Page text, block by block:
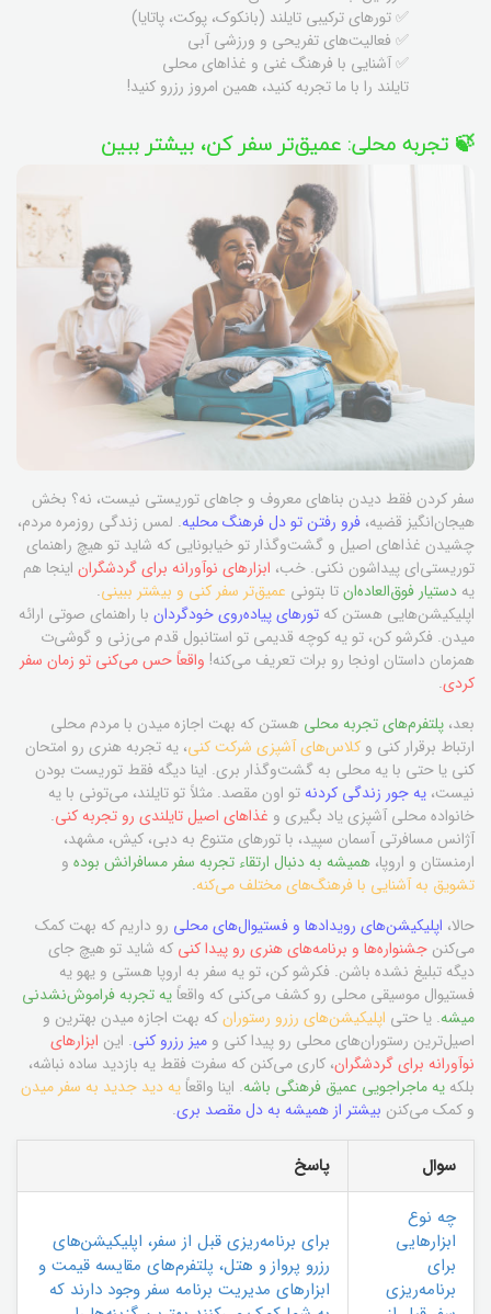
✅ تورهای ترکیبی تایلند (بانکوک، پوکت، پاتایا)
✅ فعالیت‌های تفریحی و ورزشی آبی
✅ آشنایی با فرهنگ غنی و غذاهای محلی
تایلند را با ما تجربه کنید، همین امروز رزرو کنید!
🍃 تجربه محلی: عمیق‌تر سفر کن، بیشتر ببین
سفر کردن فقط دیدن بناهای معروف و جاهای توریستی نیست، نه؟ بخش
هیجان‌انگیز قضیه، فرو رفتن تو دل فرهنگ محلیه. لمس زندگی روزمره مردم،
چشیدن غذاهای اصیل و گشت‌وگذار تو خیابونایی که شاید تو هیچ راهنمای
توریستی‌ای پیداشون نکنی. خب، ابزارهای نوآورانه برای گردشگران اینجا هم
یه دستیار فوق‌العاده‌انتا بتونی عمیق‌تر سفر کنی و بیشتر ببینی.
اپلیکیشن‌هایی هستن که تورهای پیاده‌روی خودگردان با راهنمای صوتی ارائه
میدن. فکرشو کن، تو یه کوچه قدیمی تو استانبول قدم می‌زنی و گوشی‌ت
همزمان داستان اونجا رو برات تعریف می‌کنه! واقعاً حس می‌کنی تو زمان سفر
کردی.
بعد، پلتفرم‌های تجربه محلی هستن که بهت اجازه میدن با مردم محلی
ارتباط برقرار کنی و کلاس‌های آشپزی شرکت کنی، یه تجربه هنری رو امتحان
کنی یا حتی با یه محلی به گشت‌وگذار بری. اینا دیگه فقط توریست بودن
نیست، یه جور زندگی کردنهتو اون مقصد. مثلاً تو تایلند، می‌تونی با یه
خانواده محلی آشپزی یاد بگیری و غذاهای اصیل تایلندی رو تجربه کنی.
آژانس مسافرتی آسمان سپید، با تورهای متنوع به دبی، کیش، مشهد،
ارمنستان و اروپا، همیشه به دنبال ارتقاء تجربه سفر مسافرانش بوده و
تشویق به آشنایی با فرهنگ‌های مختلف می‌کنه.
حالا، اپلیکیشن‌های رویدادها و فستیوال‌های محلی رو داریم که بهت کمک
می‌کنن جشنواره‌ها و برنامه‌های هنری رو پیدا کنی که شاید تو هیچ جای
دیگه تبلیغ نشده باشن. فکرشو کن، تو یه سفر به اروپا هستی و یهو یه
فستیوال موسیقی محلی رو کشف می‌کنی که واقعاًیه تجربه فراموش‌نشدنی
میشه. یا حتی اپلیکیشن‌های رزرو رستورانکه بهت اجازه میدن بهترین و
اصیل‌ترین رستوران‌های محلی رو پیدا کنی و میز رزرو کنی. این ابزارهای
نوآورانه برای گردشگران، کاری می‌کنن که سفرت فقط یه بازدید ساده نباشه،
بلکه یه ماجراجویی عمیق فرهنگی باشه. اینا واقعاًیه دید جدید به سفر میدن
و کمک می‌کنن بیشتر از همیشه به دل مقصد بری.
سوال
پاسخ
چه نوع
ابزارهایی
برای
برنامه‌ریزی
برای برنامه‌ریزی قبل از سفر، اپلیکیشن‌های
رزرو پرواز و هتل، پلتفرم‌های مقایسه قیمت و
ابزارهای مدیریت برنامه سفر وجود دارند که